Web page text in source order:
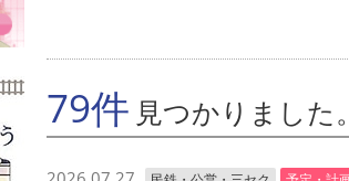
79件 見つかりました。